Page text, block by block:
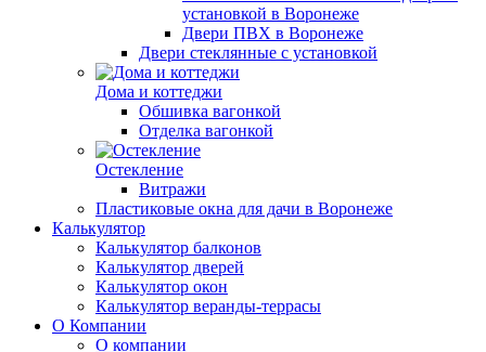
установкой в Воронеже
Двери ПВХ в Воронеже
Двери стеклянные с установкой
Дома и коттеджи
Обшивка вагонкой
Отделка вагонкой
Остекление
Витражи
Пластиковые окна для дачи в Воронеже
Калькулятор
Калькулятор балконов
Калькулятор дверей
Калькулятор окон
Калькулятор веранды-террасы
О Компании
О компании